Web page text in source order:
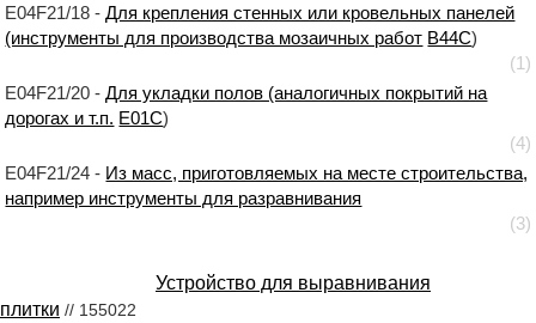
E04F21/18 -Для крепления стенных или кровельных панелей
(инструменты для производства мозаичных работ B44C)
(1)
E04F21/20 -Для укладки полов (аналогичных покрытий на
дорогах и т.п. E01C)
(4)
E04F21/24 - Из масс, приготовляемых на месте строительства,
например инструменты для разравнивания
(3)
Устройство для выравнивания
плитки // 155022